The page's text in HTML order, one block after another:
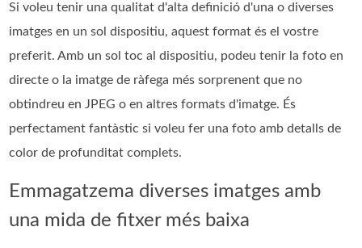
Si voleu tenir una qualitat d'alta definició d'una o diverses
imatges en un sol dispositiu, aquest format és el vostre
preferit. Amb un sol toc al dispositiu, podeu tenir la foto en
directe o la imatge de ràfega més sorprenent que no
obtindreu en JPEG o en altres formats d'imatge. És
perfectament fantàstic si voleu fer una foto amb detalls de
color de profunditat complets.
Emmagatzema diverses imatges amb
una mida de fitxer més baixa